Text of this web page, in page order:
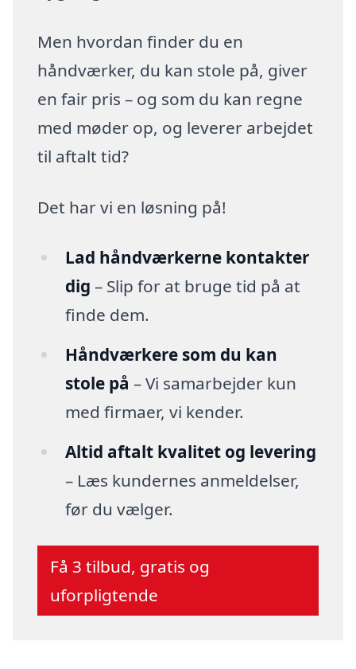
Men hvordan finder du en
håndværker, du kan stole på, giver
en fair pris – og som du kan regne
med møder op, og leverer arbejdet
til aftalt tid?
Det har vi en løsning på!
Lad håndværkerne kontakter
dig – Slip for at bruge tid på at
finde dem.
Håndværkere som du kan
stole på – Vi samarbejder kun
med firmaer, vi kender.
Altid aftalt kvalitet og levering
– Læs kundernes anmeldelser,
før du vælger.
Få 3 tilbud, gratis og
uforpligtende